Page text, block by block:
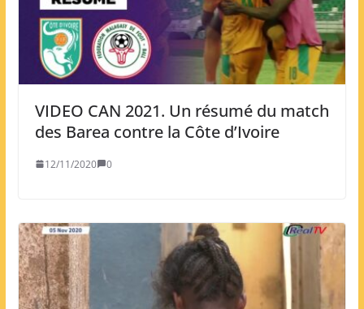
VIDEO CAN 2021. Un résumé du match
des Barea contre la Côte d’Ivoire
12/11/2020 0